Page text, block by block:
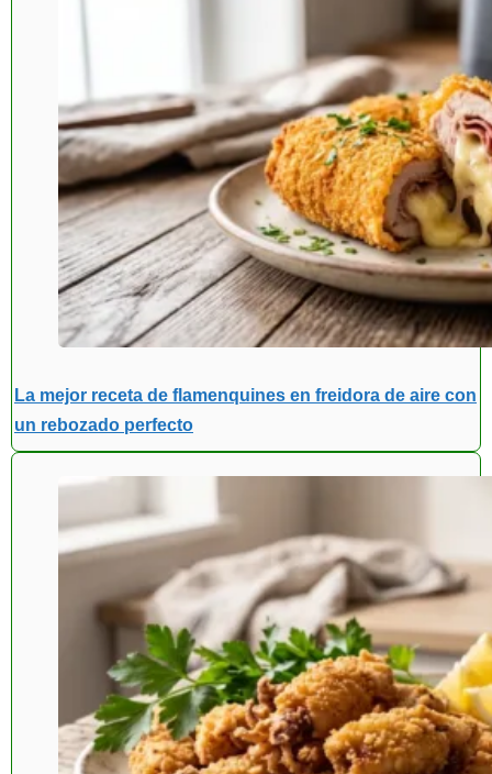
La mejor receta de flamenquines en freidora de aire con
un rebozado perfecto